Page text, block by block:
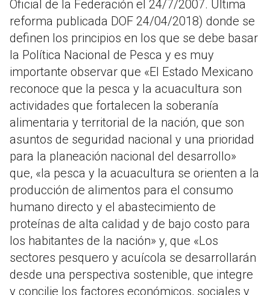
Oficial de la Federación el 24/7/2007. Última
reforma publicada DOF 24/04/2018) donde se
definen los principios en los que se debe basar
la Política Nacional de Pesca y es muy
importante observar que «El Estado Mexicano
reconoce que la pesca y la acuacultura son
actividades que fortalecen la soberanía
alimentaria y territorial de la nación, que son
asuntos de seguridad nacional y una prioridad
para la planeación nacional del desarrollo»
que, «la pesca y la acuacultura se orienten a la
producción de alimentos para el consumo
humano directo y el abastecimiento de
proteínas de alta calidad y de bajo costo para
los habitantes de la nación» y, que «Los
sectores pesquero y acuícola se desarrollarán
desde una perspectiva sostenible, que integre
y concilie los factores económicos, sociales y